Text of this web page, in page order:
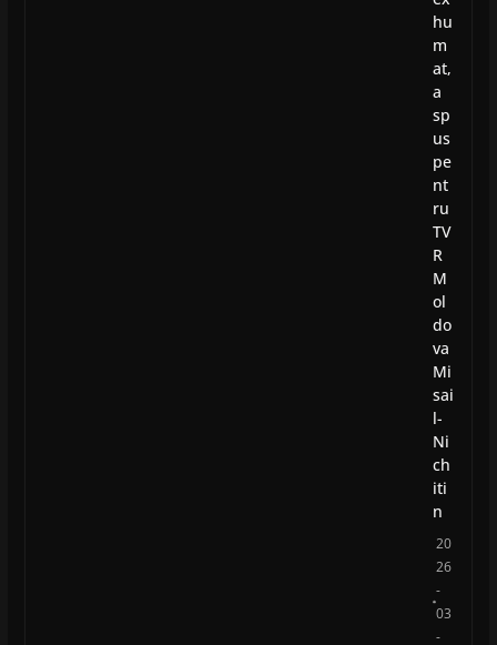
hu
m
at,
a
sp
us
pe
nt
ru
TV
R
M
ol
do
va
Mi
sai
l-
Ni
ch
iti
n
20
26
-
03
-